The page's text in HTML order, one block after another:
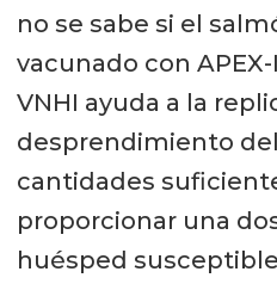
no se sabe si el
vacunado con
VNHI ayuda a la
desprendimiento
cantidades
proporcionar una
huésped